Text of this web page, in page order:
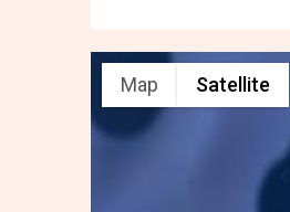
Map Satellite